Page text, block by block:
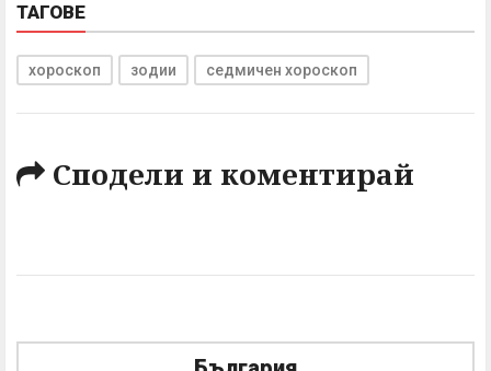
ТАГОВЕ
хороскоп зодии седмичен хороскоп
Сподели и коментирай